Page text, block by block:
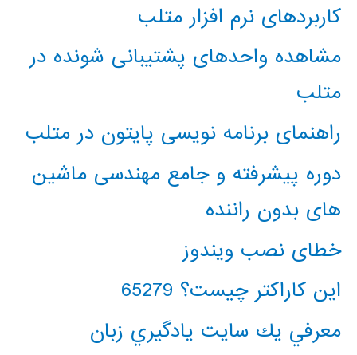
کاربردهای نرم افزار متلب
مشاهده واحدهای پشتیبانی شونده در
متلب
راهنمای برنامه نویسی پایتون در متلب
دوره پیشرفته و جامع مهندسی ماشین
های بدون راننده
خطای نصب ویندوز
این کاراکتر چیست؟ 65279
معرفي يك سايت يادگيري زبان